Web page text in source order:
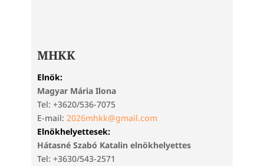
MHKK
Elnök:
Magyar Mária Ilona
Tel: +3620/536-7075
E-mail: 2026mhkk@gmail.com
Elnökhelyettesek:
Hátasné Szabó Katalin elnökhelyettes
Tel: +3630/543-2571